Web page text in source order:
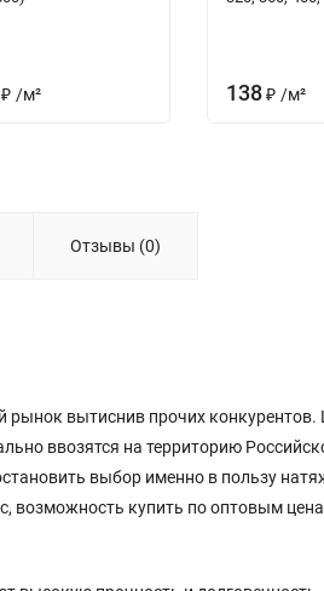
₽ /м² 138₽ /м²
Отзывы (0)
рынок вытиснив прочих конкурентов.
ввозятся на территорию
выбор именно в пользу
, возможность купить пооптовым